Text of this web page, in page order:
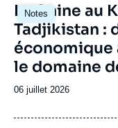
Notes
Image
principale
La Chine au
Tadjikistan :
économique
le domaine
Date
publication
06 juillet 2026